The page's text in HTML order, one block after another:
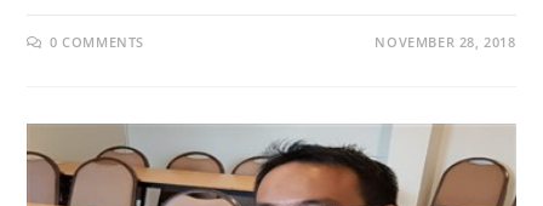
0 COMMENTS NOVEMBER 28, 2018